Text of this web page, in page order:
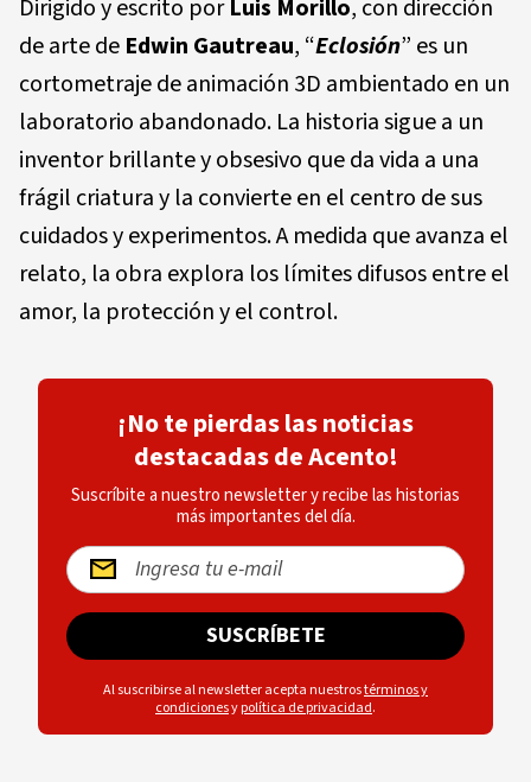
Dirigido y escrito porLuis Morillo, con dirección
de arte de Edwin Gautreau, “Eclosión” es un
cortometraje de animación 3D ambientado en un
laboratorio abandonado. La historia sigue a un
inventor brillante y obsesivo que da vida a una
frágil criatura y la convierte en el centro de sus
cuidados y experimentos. A medida que avanza el
relato, la obra explora los límites difusos entre el
amor, la protección y el control.
¡No te pierdas las noticias
destacadas de Acento!
Suscríbite a nuestro newsletter y recibe las historias
más importantes del día.
SUSCRÍBETE
Al suscribirse al newsletter acepta nuestrostérminos y
condicionesypolítica de privacidad.